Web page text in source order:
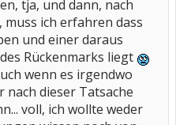
tja, und dann, nach
ich erfahren dass
und einer daraus
Rückenmarks liegt
wenn es irgendwo
dieser Tatsache
voll, ich wollte weder